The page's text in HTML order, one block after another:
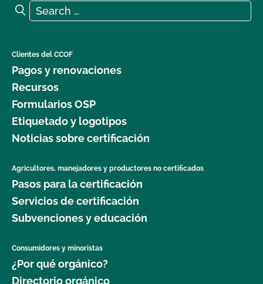
Search for:
Search
Clientes del CCOF
Pagos y renovaciones
Recursos
Formularios OSP
Etiquetado y logotipos
Noticias sobre certificación
Agricultores, manejadores y productores no certificados
Pasos para la certificación
Servicios de certificación
Subvenciones y educación
Consumidores y minoristas
¿Por qué orgánico?
Directorio orgánico